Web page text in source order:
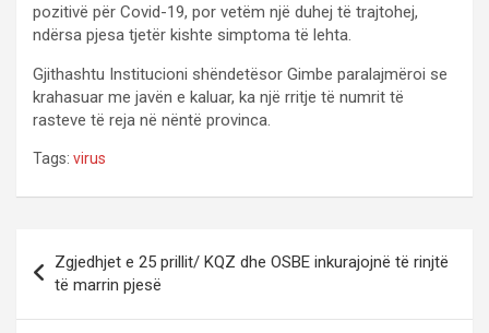
pozitivë për Covid-19, por vetëm një duhej të trajtohej,
ndërsa pjesa tjetër kishte simptoma të lehta.
Gjithashtu Institucioni shëndetësor Gimbe paralajmëroi se
krahasuar me javën e kaluar, ka një rritje të numrit të
rasteve të reja në nëntë provinca.
Tags: virus
s
Zgjedhjet e 25 prillit/ KQZ dhe OSBE inkurajojnë të rinjtë
të marrin pjesë